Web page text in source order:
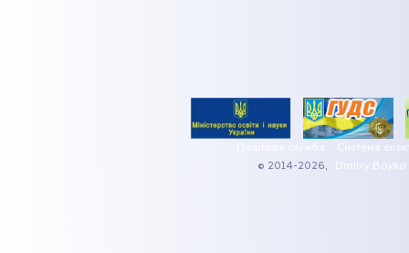
Поштова служба
Система
© 2014-2026,
Dmitry Boyko